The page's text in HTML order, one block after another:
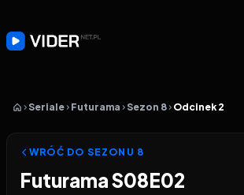
Seriale Futurama Sezon 8 Odcinek 2
WRÓĆ DO SEZONU 8
Futurama S08E02